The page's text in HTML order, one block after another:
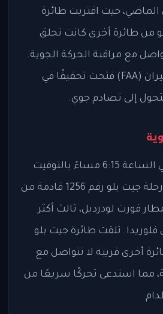
حيث اقتربت طائرة
من طائرة أخرى كانت تحلق
مع مراقبة الحركة الجوية.
الهيئة الفدرالية للطيران (FAA) فتحت تحقيقًا في
إلى تصادم جوي.
وقع الحادث في حوالي الساعة 6:15 مساءً بالتوقيت
المحلي، عندما كانت رحلة جيت بلو رقم 1256 قادمة من
فورت لودرديل، ثالث أكثر
فلوريدا. تلقت طائرة جيت بلو
أخرى قريبة لا تتواصل مع
مما استدعى تحركًا سريعًا من